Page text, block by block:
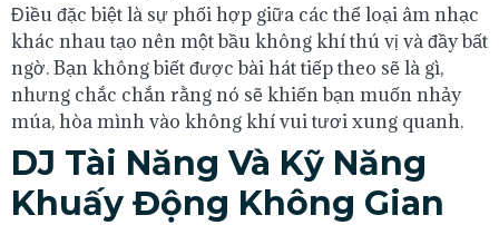
Điều đặc biệt là sự phối hợp giữa các thể loại âm nhạc
khác nhau tạo nên một bầu không khí thú vị và đầy bất
ngờ. Bạn không biết được bài hát tiếp theo sẽ là gì,
nhưng chắc chắn rằng nó sẽ khiến bạn muốn nhảy
múa, hòa mình vào không khí vui tươi xung quanh.
DJ Tài Năng Và Kỹ Năng
Khuấy Động Không Gian